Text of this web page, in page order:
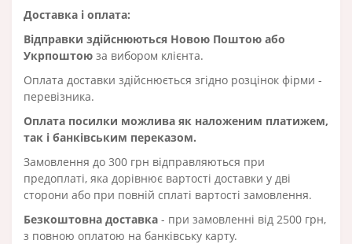
Доставка і оплата:
Відправки здійснюються Новою Поштою або
Укрпоштою за вибором клієнта.
Оплата доставки здійснюється згідно розцінок фірми -
перевізника.
Оплата посилки можлива як наложеним платижем,
так і банківським переказом.
Замовлення до 300 грн відправляються при
предоплаті, яка дорівнює вартості доставки у дві
сторони або при повній сплаті вартості замовлення.
Безкоштовна доставка - при замовленні від 2500 грн,
з повною оплатою на банківську карту.